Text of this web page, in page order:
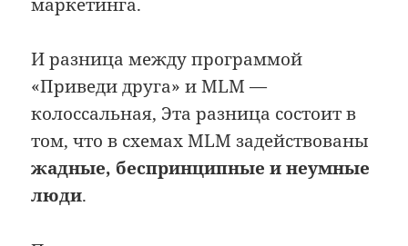
И разница между программой
«Приведи друга» и MLM —
колоссальная, Эта разница состоит в
том, что в схемах MLM задействованы
жадные, беспринципные и неумные
люди.